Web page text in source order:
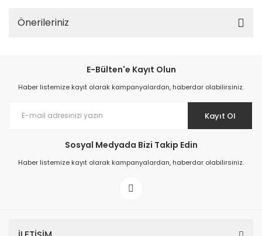
Önerileriniz
E-Bülten'e Kayıt Olun
Haber listemize kayıt olarak kampanyalardan, haberdar olabilirsiniz.
Kayıt Ol
Sosyal Medyada Bizi Takip Edin
Haber listemize kayıt olarak kampanyalardan, haberdar olabilirsiniz.